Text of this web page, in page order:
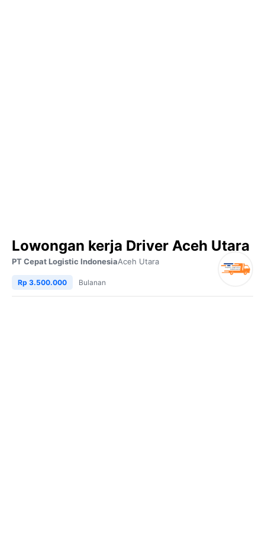
Lowongan kerja Driver Aceh Utara
PT Cepat Logistic IndonesiaAceh Utara
Rp 3.500.000 Bulanan